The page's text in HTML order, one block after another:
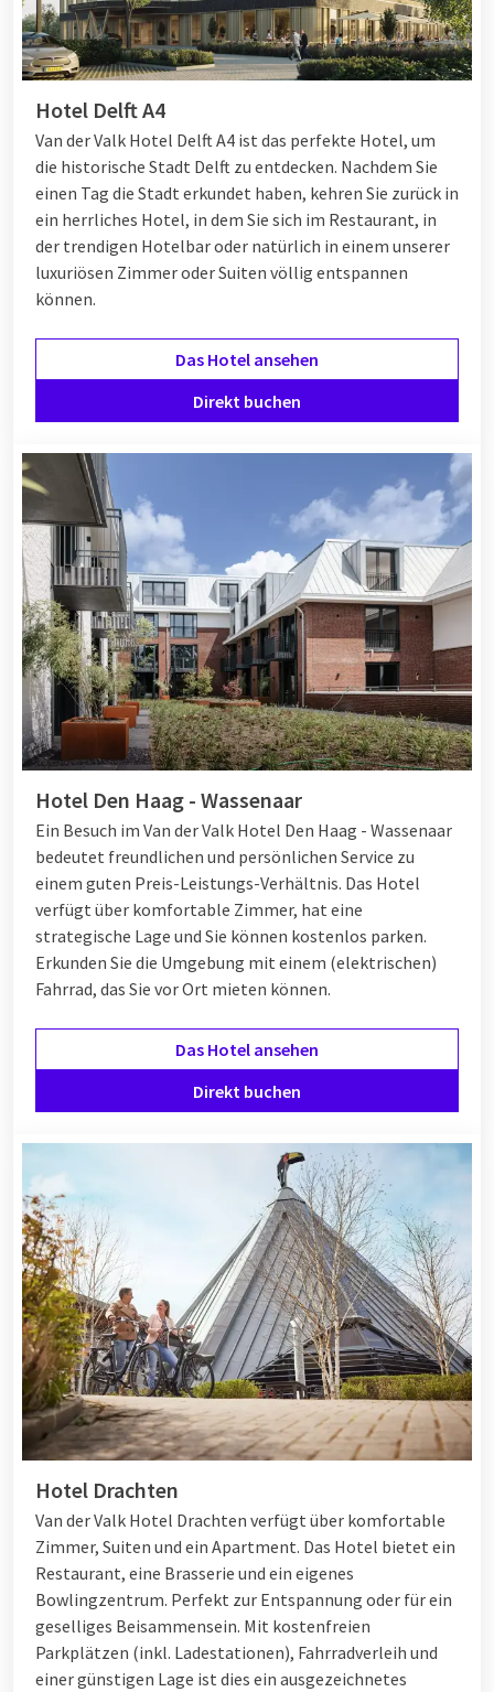
Hotel Delft A4
Van der Valk Hotel Delft A4 ist das perfekte Hotel, um
die historische Stadt Delft zu entdecken. Nachdem Sie
einen Tag die Stadt erkundet haben, kehren Sie zurück in
ein herrliches Hotel, in dem Sie sich im Restaurant, in
der trendigen Hotelbar oder natürlich in einem unserer
luxuriösen Zimmer oder Suiten völlig entspannen
können.
Das Hotel ansehen
Direkt buchen
Hotel Den Haag - Wassenaar
Ein Besuch im Van der Valk Hotel Den Haag - Wassenaar
bedeutet freundlichen und persönlichen Service zu
einem guten Preis-Leistungs-Verhältnis. Das Hotel
verfügt über komfortable Zimmer, hat eine
strategische Lage und Sie können kostenlos parken.
Erkunden Sie die Umgebung mit einem (elektrischen)
Fahrrad, das Sie vor Ort mieten können.
Das Hotel ansehen
Direkt buchen
Hotel Drachten
Van der Valk Hotel Drachten verfügt über komfortable
Zimmer, Suiten und ein Apartment. Das Hotel bietet ein
Restaurant, eine Brasserie und ein eigenes
Bowlingzentrum. Perfekt zur Entspannung oder für ein
geselliges Beisammensein. Mit kostenfreien
Parkplätzen (inkl. Ladestationen), Fahrradverleih und
einer günstigen Lage ist dies ein ausgezeichnetes